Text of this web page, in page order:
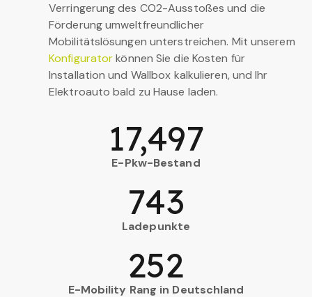
Verringerung des CO2-Ausstoßes und die
Förderung umweltfreundlicher
Mobilitätslösungen unterstreichen. Mit unserem
Konfiguratorkönnen Sie die Kosten für
Installation und Wallbox kalkulieren, und Ihr
Elektroauto bald zu Hause laden.
E-Pkw-Bestand
17,497
Ladepunkte
743
E-Mobility Rang in Deutschland
252